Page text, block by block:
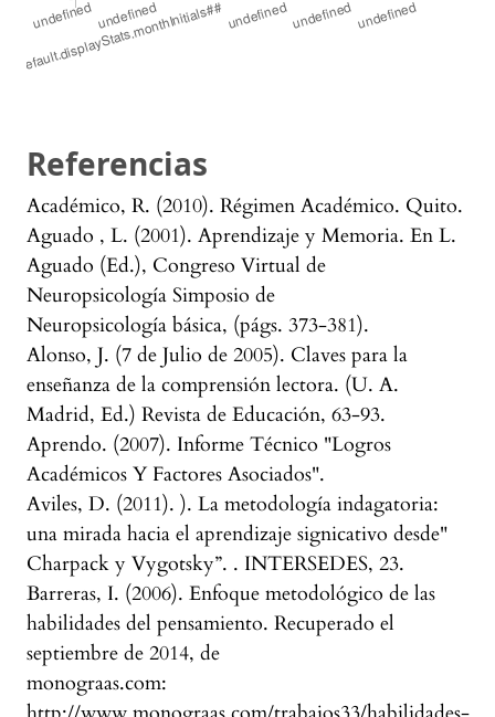
Referencias
Académico, R. (2010). Régimen Académico. Quito.
Aguado , L. (2001). Aprendizaje y Memoria. En L.
Aguado (Ed.), Congreso Virtual de
Neuropsicología Simposio de
Neuropsicología básica, (págs. 373-381).
Alonso, J. (7 de Julio de 2005). Claves para la
enseñanza de la comprensión lectora. (U. A.
Madrid, Ed.) Revista de Educación, 63-93.
Aprendo. (2007). Informe Técnico "Logros
Académicos Y Factores Asociados".
Aviles, D. (2011). ). La metodología indagatoria:
una mirada hacia el aprendizaje signicativo desde"
Charpack y Vygotsky”. . INTERSEDES, 23.
Barreras, I. (2006). Enfoque metodológico de las
habilidades del pensamiento. Recuperado el
septiembre de 2014, de
monograas.com: